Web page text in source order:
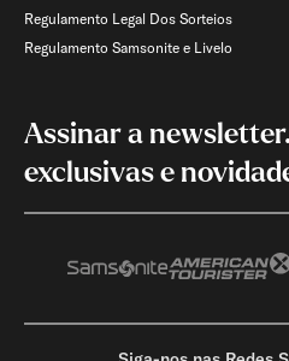
Regulamento Legal Dos Sorteios
Regulamento Samsonite e Livelo
Assinar a
exclusivas e